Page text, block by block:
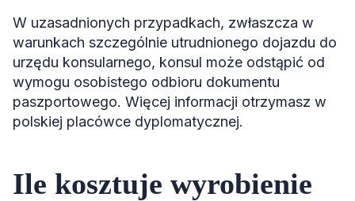
W uzasadnionych przypadkach, zwłaszcza w
warunkach szczególnie utrudnionego dojazdu do
urzędu konsularnego, konsul może odstąpić od
wymogu osobistego odbioru dokumentu
paszportowego. Więcej informacji otrzymasz w
polskiej placówce dyplomatycznej.
Ile kosztuje wyrobienie